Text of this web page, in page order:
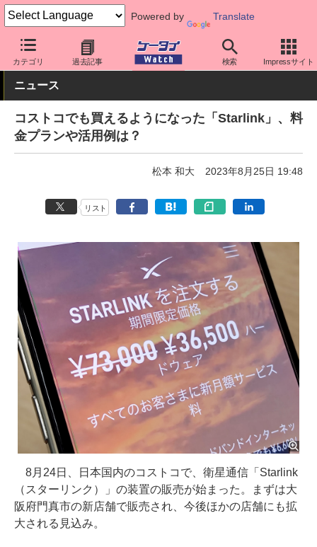
Powered by Translate
カテゴリ 過去記事 検索 Impressサイト
ケータイ Watch 周辺機器/アクセサリー テレワーク/在宅勤務
ニュース
コストコでも買えるようになった「Starlink」、料
金プランや活用例は？
松本 和大 2023年8月25日 19:48
リスト
8月24日、日本国内のコストコで、衛星通信「Starlink
（スターリンク）」の装置の販売が始まった。まずは大
阪府門真市の新店舗で販売され、今後ほかの店舗にも拡
大される見込み。